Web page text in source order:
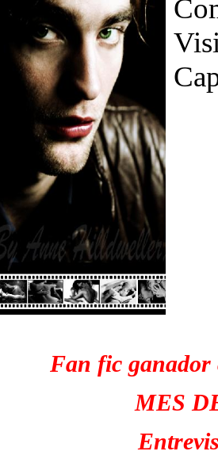
Fan fic ganador
MES